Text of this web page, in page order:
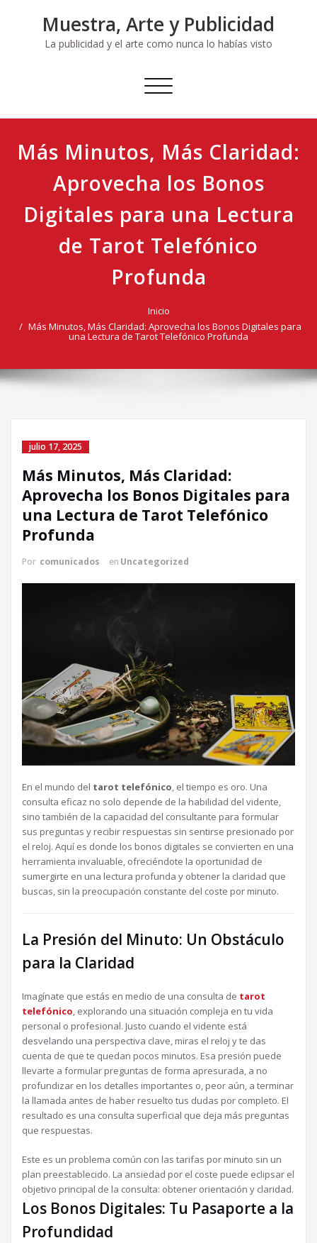
Muestra, Arte y Publicidad
La publicidad y el arte como nunca lo habías visto
Cambiar
Más Minutos, Más Claridad:
Aprovecha los Bonos
Digitales para una Lectura
de Tarot Telefónico
Profunda
Inicio
Más Minutos, Más Claridad: Aprovecha los Bonos Digitales para
una Lectura de Tarot Telefónico Profunda
julio 17, 2025
Más Minutos, Más Claridad:
Aprovecha los Bonos Digitales para
una Lectura de Tarot Telefónico
Profunda
Por comunicados en Uncategorized
En el mundo del tarot telefónico, el tiempo es oro. Una
consulta eficaz no solo depende de la habilidad del vidente,
sino también de la capacidad del consultante para formular
sus preguntas y recibir respuestas sin sentirse presionado por
el reloj. Aquí es donde los bonos digitales se convierten en una
herramienta invaluable, ofreciéndote la oportunidad de
sumergirte en una lectura profunda y obtener la claridad que
buscas, sin la preocupación constante del coste por minuto.
La Presión del Minuto: Un Obstáculo
para la Claridad
Imagínate que estás en medio de una consulta de tarot
telefónico, explorando una situación compleja en tu vida
personal o profesional. Justo cuando el vidente está
desvelando una perspectiva clave, miras el reloj y te das
cuenta de que te quedan pocos minutos. Esa presión puede
llevarte a formular preguntas de forma apresurada, a no
profundizar en los detalles importantes o, peor aún, a terminar
la llamada antes de haber resuelto tus dudas por completo. El
resultado es una consulta superficial que deja más preguntas
que respuestas.
Este es un problema común con las tarifas por minuto sin un
plan preestablecido. La ansiedad por el coste puede eclipsar el
objetivo principal de la consulta: obtener orientación y claridad.
Los Bonos Digitales: Tu Pasaporte a la
Profundidad